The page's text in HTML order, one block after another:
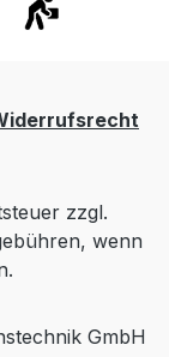
zzgl.
wenn
GmbH